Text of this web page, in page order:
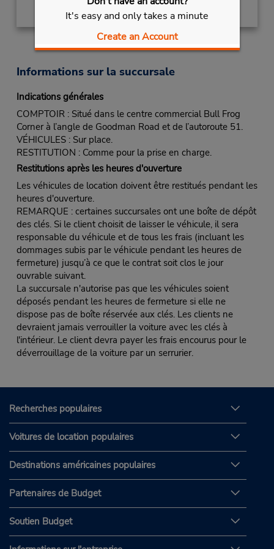
It's easy and only takes a minute
Create an Account
Informations sur la succursale
Indications générales
COMPTOIR : Situé dans le centre commercial Bull Frog
Corner à l’angle de Goodman Road et de l’autoroute 51.
VÉHICULES : Sur place.
RESTITUTION : Comme pour la prise en charge.
Restitutions après les heures d'ouverture
Les véhicules de location doivent être restitués pendant les
heures d'ouverture.
REMARQUE : certaines succursales ont une boîte de dépôt
des clés. Si le client choisit de laisser le véhicule, il sera
responsable du véhicule et de tous les frais (incluant les
dommages subis par le véhicule pendant les heures de
fermeture) jusqu’à ce que le contrat soit clos le jour
ouvrable suivant.
La succursale n'autorise pas que les véhicules soient
déposés pendant les heures de fermeture si elle ne
dispose pas de boîte réservée aux clés. Les clients ne
devraient jamais verrouiller la voiture avec les clés à
l'intérieur. Le client devra payer les frais encourus pour le
déverrouillage de la voiture par un serrurier.
Recherches populaires
Voitures de location populaires
Destinations américaines populaires
Partenaires de Budget
Soutien Budget